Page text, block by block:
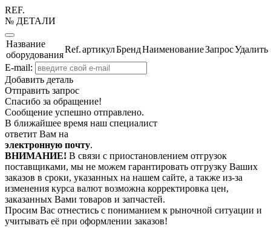
REF.
№ ДЕТАЛИ
Название
оборудования
Ref.артикулБрендНаименованиеЗапросУдалить
E-mail:
Добавить деталь
Отправить запрос
Спасибо за обращение!
Сообщение успешно отправлено.
В ближайшее время наш специалист
ответит Вам на
электронную почту.
ВНИМАНИЕ! В связи с приостановлением отгрузок
поставщиками, мы не можем гарантировать отгрузку Ваших
заказов в сроки, указанных на нашем сайте, а также из-за
изменения курса валют возможна корректировка цен,
заказанных Вами товаров и запчастей.
Просим Вас отнестись с пониманием к рыночной ситуации и
учитывать её при оформлении заказов!